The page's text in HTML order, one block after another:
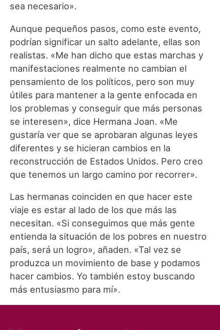
sea necesario».
Aunque pequeños pasos, como este evento,
podrían significar un salto adelante, ellas son
realistas. «Me han dicho que estas marchas y
manifestaciones realmente no cambian el
pensamiento de los políticos, pero son muy
útiles para mantener a la gente enfocada en
los problemas y conseguir que más personas
se interesen», dice Hermana Joan. «Me
gustaría ver que se aprobaran algunas leyes
diferentes y se hicieran cambios en la
reconstrucción de Estados Unidos. Pero creo
que tenemos un largo camino por recorrer».
Las hermanas coinciden en que hacer este
viaje es estar al lado de los que más las
necesitan. «Si conseguimos que más gente
entienda la situación de los pobres en nuestro
país, será un logro», añaden. «Tal vez se
produzca un movimiento de base y podamos
hacer cambios. Yo también estoy buscando
más entusiasmo para mí».